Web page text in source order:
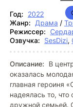
Год:
2022
Жанр:
Драма /
Режиссер:
Озвучка:
SesDizi,
Описание:
В
оказалась
главная героиня
надеялась то,
дружной семьей.